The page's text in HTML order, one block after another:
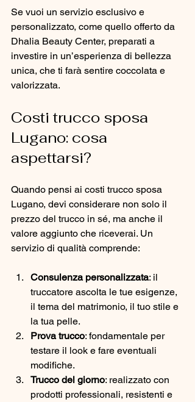
Se vuoi un servizio esclusivo e
personalizzato, come quello offerto da
Dhalia Beauty Center, preparati a
investire in un’esperienza di bellezza
unica, che ti farà sentire coccolata e
valorizzata.
Costi trucco sposa
Lugano: cosa
aspettarsi?
Quando pensi ai costi trucco sposa
Lugano, devi considerare non solo il
prezzo del trucco in sé, ma anche il
valore aggiunto che riceverai. Un
servizio di qualità comprende:
Consulenza personalizzata: il
truccatore ascolta le tue esigenze,
il tema del matrimonio, il tuo stile e
la tua pelle.
Prova trucco: fondamentale per
testare il look e fare eventuali
modifiche.
Trucco del giorno: realizzato con
prodotti professionali, resistenti e